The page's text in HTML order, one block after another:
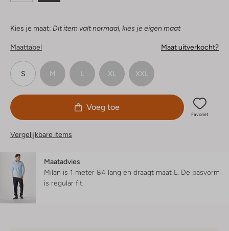
Kies je maat: Dit item valt normaal, kies je eigen maat
Maattabel Maat uitverkocht?
S M L XL XXL
Voeg toe
Favoriet
Vergelijkbare items
Maatadvies
Milan is 1 meter 84 lang en draagt maat L. De pasvorm
is regular fit